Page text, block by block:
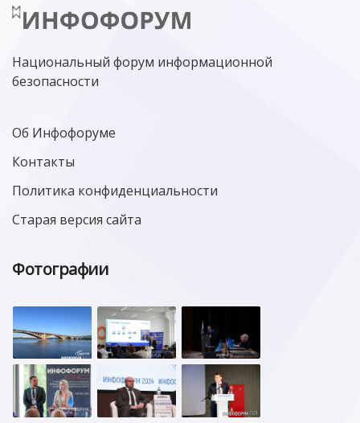
Национальный форум информационной
безопасности
Об Инфофоруме
Контакты
Политика конфиденциальности
Старая версия сайта
Фотографии